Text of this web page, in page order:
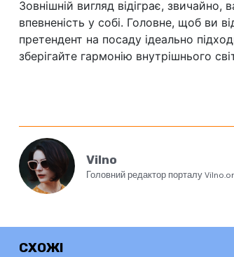
Зовнішній вигляд відіграє,
впевненість у собі. Головне, щоб ви
претендент на посаду ідеально
зберігайте гармонію внутрішнього
Vilno
Головний редактор порталу
СХОЖІ